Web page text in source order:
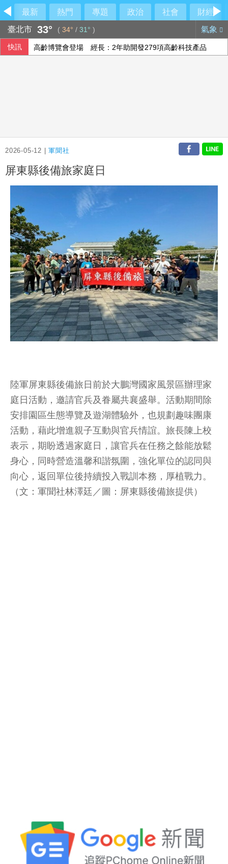
最新 熱門 專題 政治 社會
財經
臺北市 33° ( 34° / 31° ) 氣象
快訊 高齡博覽會登場 經長：2年助開發279項高齡科技產品
2026-05-12 |軍聞社
屏東縣後備旅家庭日
陸軍屏東縣後備旅日前於大鵬灣國家風景區辦理家
庭日活動，邀請官兵及眷屬共襄盛舉。活動期間除
安排園區生態導覽及遊湖體驗外，也規劃趣味團康
活動，藉此增進親子互動與官兵情誼。旅長陳上校
表示，期盼透過家庭日，讓官兵在任務之餘能放鬆
身心，同時營造溫馨和諧氛圍，強化單位的認同與
向心，返回單位後持續投入戰訓本務，厚植戰力。
（文：軍聞社林澤廷／圖：屏東縣後備旅提供）